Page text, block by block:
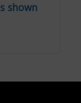
shown